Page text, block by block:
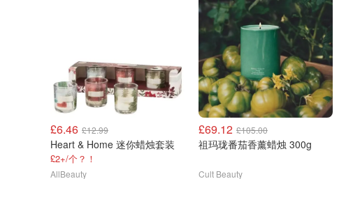
£6.46 £12.99
Heart & Home 迷你蜡烛套装
£2+/个？！
AllBeauty
£69.12 £105.00
祖玛珑番茄香薰蜡烛 300g
Cult Beauty